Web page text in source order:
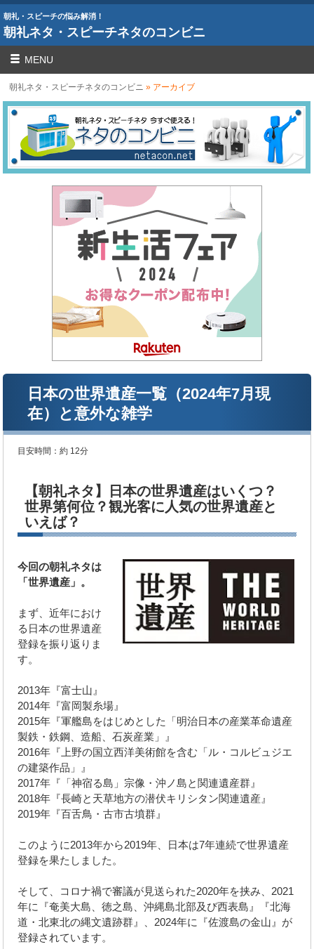
朝礼・スピーチの悩み解消！
朝礼ネタ・スピーチネタのコンビニ
MENU
朝礼ネタ・スピーチネタのコンビニ » アーカイブ
日本の世界遺産一覧（2024年7月現
在）と意外な雑学
目安時間：約 12分
【朝礼ネタ】日本の世界遺産はいくつ？
世界第何位？観光客に人気の世界遺産と
いえば？
今回の朝礼ネタは
「世界遺産」。
まず、近年におけ
る日本の世界遺産
登録を振り返りま
す。
2013年『富士山』
2014年『富岡製糸場』
2015年『軍艦島をはじめとした「明治日本の産業革命遺産
製鉄・鉄鋼、造船、石炭産業」』
2016年『上野の国立西洋美術館を含む「ル・コルビュジエ
の建築作品」』
2017年『「神宿る島」宗像・沖ノ島と関連遺産群』
2018年『長崎と天草地方の潜伏キリシタン関連遺産』
2019年『百舌鳥・古市古墳群』
このように2013年から2019年、日本は7年連続で世界遺産
登録を果たしました。
そして、コロナ禍で審議が見送られた2020年を挟み、2021
年に『奄美大島、徳之島、沖縄島北部及び西表島』『北海
道・北東北の縄文遺跡群』、2024年に『佐渡島の金山』が
登録されています。